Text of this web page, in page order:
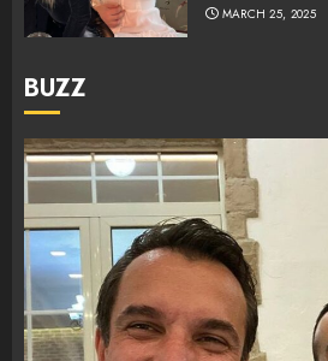
MARCH 25, 2025
BUZZ